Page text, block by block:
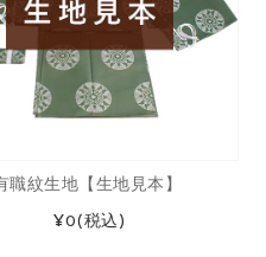
職紋生地【生地見本】
¥0(税込)